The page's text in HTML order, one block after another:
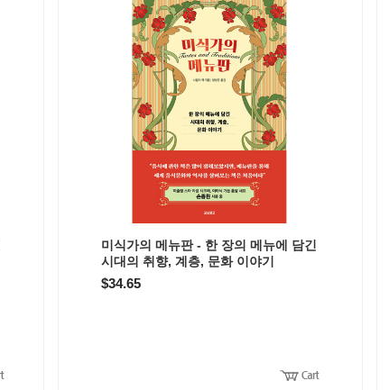
미식가의 메뉴판 - 한 장의 메뉴에 담긴
시대의 취향, 계층, 문화 이야기
$34.65